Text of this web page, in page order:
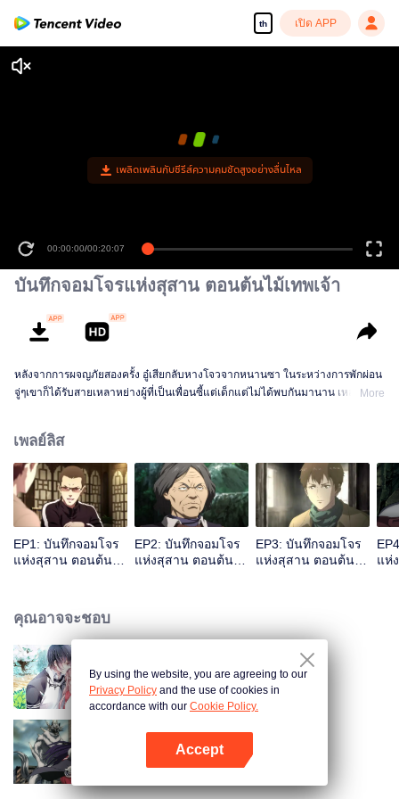
th เปิด APP
เพลิดเพลินกับซีรีส์ความคมชัดสูงอย่างลื่นไหล
00:00:00/00:20:07
บันทึกจอมโจรแห่งสุสาน ตอนต้นไม้เทพเจ้า
หลังจากการผจญภัยสองครั้ง อู๋เสียกลับหางโจวจากหนานซา ในระหว่างการพักผ่อน
จู่ๆเขาก็ได้รับสายเหลาหย่างผู้ที่เป็นเพื่อนซี้แต่เด็กแต่ไม่ได้พบกันมานาน เหลาหย่า
More
เพลย์ลิส
EP1: บันทึกจอมโจร
แห่งสุสาน ตอนต้นไม้
EP2: บันทึกจอมโจร
แห่งสุสาน ตอนต้นไม้
EP3: บันทึกจอมโจร
แห่งสุสาน ตอนต้นไม้
แห่
คุณอาจจะชอบ
สามีแห่งชาตินำกลับบ้าน SS1
เซียนจอมเวทเต็มพิกัด ซีซัน2
By using the website, you are agreeing to our
Privacy Policy and the use of cookies in
accordance with our Cookie Policy.
Accept